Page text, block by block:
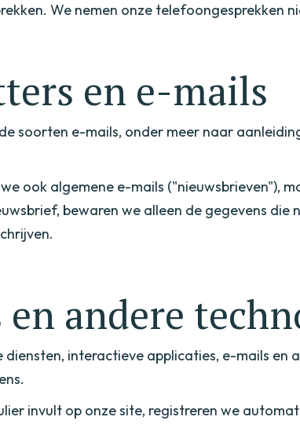
We nemen onze telefoongesprekken
en e-mails
soorten e-mails, onder meer naar
ook algemene e-mails ("nieuwsbrieven"),
bewaren we alleen de gegevens
en andere
diensten, interactieve applicaties, e-mails
invult op onze site, registreren we